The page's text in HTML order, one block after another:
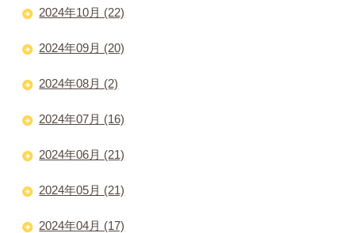
2024年10月 (22)
2024年09月 (20)
2024年08月 (2)
2024年07月 (16)
2024年06月 (21)
2024年05月 (21)
2024年04月 (17)